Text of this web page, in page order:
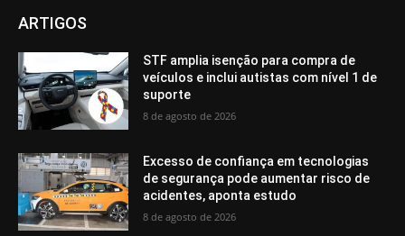
ARTIGOS
STF amplia isenção para compra de
veículos e inclui autistas com nível 1 de
suporte
8 de agosto de 2026
Excesso de confiança em tecnologias
de segurança pode aumentar risco de
acidentes, aponta estudo
8 de agosto de 2026